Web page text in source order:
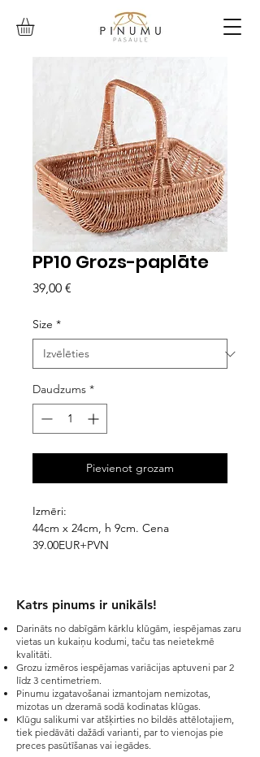
PP10 Grozs-paplāte
39,00 €
Size *
Daudzums *
Pievienot grozam
Izmēri:
44cm x 24cm, h 9cm. Cena
39.00EUR+PVN
53cm x 35cm, h 14cm. Cena
49.00EUR+PVN
Katrs pinums ir unikāls!​
Darināts no dabīgām kārklu klūgām, iespējamas zaru
vietas un kukaiņu kodumi, taču tas neietekmē
kvalitāti.
Grozu izmēros iespējamas variācijas aptuveni par 2
līdz 3 centimetriem.
Pinumu izgatavošanai izmantojam nemizotas,
mizotas un dzeramā sodā kodinatas klūgas.
Klūgu salikumi var atšķirties no bildēs attēlotajiem,
tiek piedāvāti dažādi varianti, par to vienojas pie
preces pasūtīšanas vai iegādes.